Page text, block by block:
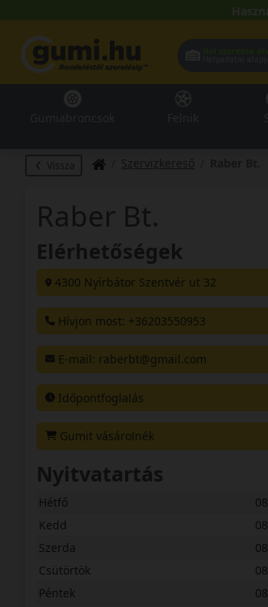
Vissza Szervizkereső
Raber Bt.
Elérhetőségek
4300 Nyírbátor Szentvér ut 32
Hívjon most: +36203550953
E-mail: raberbt@gmail.com
Időpontfoglalás
Gumit vásárolnék
Nyitvatartás
Hétfő
Kedd
Szerda
Csütörtök
Péntek